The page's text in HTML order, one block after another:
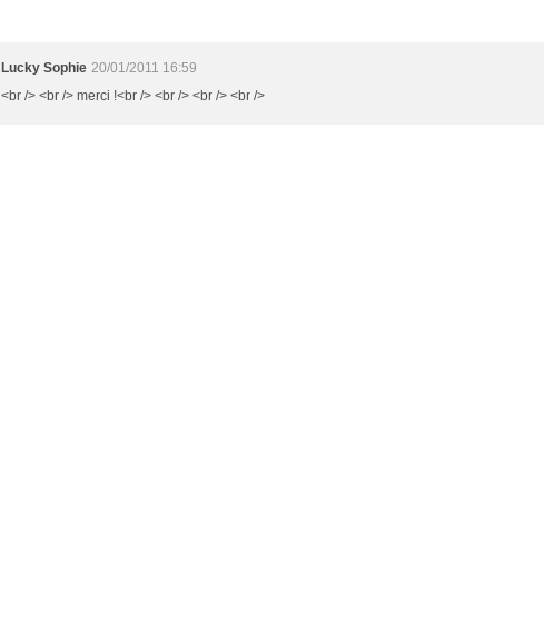
Lucky Sophie 20/01/2011 16:59
<br /> <br /> merci !<br /> <br /> <br /> <br />